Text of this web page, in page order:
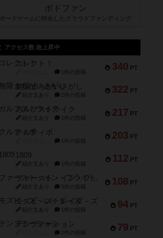
ボドファン
ボードゲームに特化したクラウドファンディング
アクセス数 急上昇中
340 PT
コレクト！
1件の投稿
322 PT
無限まちがいさがし
紹介文あり 2件の投稿
217 PT
ガルフストライク
紹介文あり 1件の投稿
203 PT
クルティボ
1件の投稿
112 PT
1809
紹介文あり 1件の投稿
108 PT
ファースト・イン・フライト
紹介文あり 3件の投稿
94 PT
モズビ－ズ・レイダ－ズ
紹介文あり 1件の投稿
79 PT
テンプテーション
2件の投稿